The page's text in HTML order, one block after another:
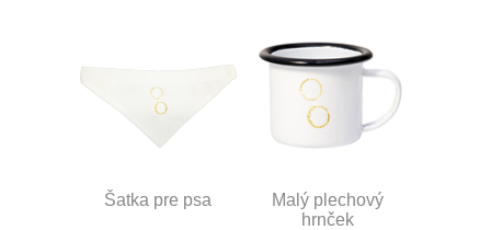
Šatka pre psa
Malý plechový
hrnček